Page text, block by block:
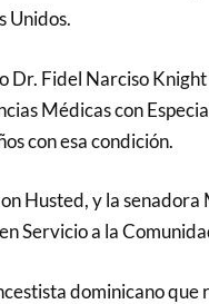
Unidos.
Dr. Fidel Narciso
Médicas con
con esa condición.
Husted, y la
Servicio a la
dominicano que